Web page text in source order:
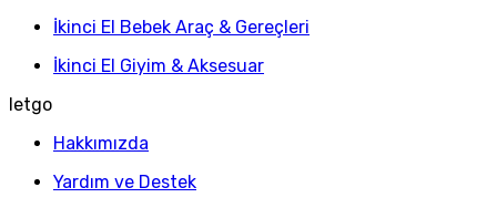
İkinci El Bebek Araç & Gereçleri
İkinci El Giyim & Aksesuar
letgo
Hakkımızda
Yardım ve Destek